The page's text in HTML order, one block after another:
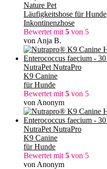
Nature Pet
Läufigkeitshose für Hunde
Inkontinenzhose
Bewertet mit 5 von 5
von Anja B.
NutraPet NutraPro
K9 Canine
für Hunde
Bewertet mit 5 von 5
von Anonym
NutraPet NutraPro
K9 Canine
für Hunde
Bewertet mit 5 von 5
von Anonym